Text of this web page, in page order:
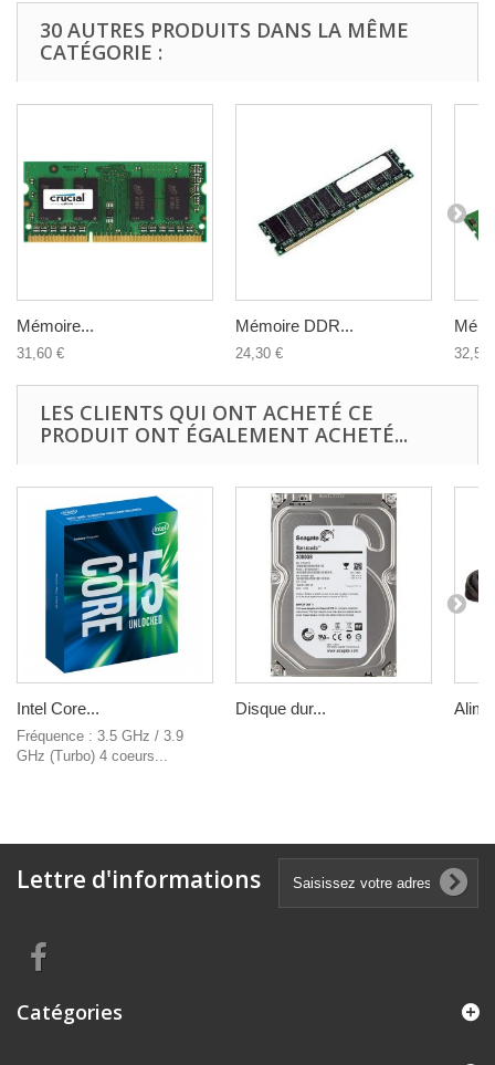
30 AUTRES PRODUITS DANS LA MÊME
CATÉGORIE :
Mémoire...
31,60 €
Mémoire DDR...
24,30 € 32,50
LES CLIENTS QUI ONT ACHETÉ CE
PRODUIT ONT ÉGALEMENT ACHETÉ...
Intel Core...
Fréquence : 3.5 GHz / 3.9
GHz (Turbo) 4 coeurs...
Disque dur...
Lettre d'informations
Catégories